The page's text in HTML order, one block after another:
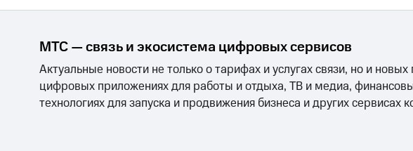
МТС — связь и экосистема цифровых сервисов
Актуальные новости не только о тарифах и услугах связи, но и
цифровых приложениях для работы и отдыха, ТВ и медиа,
технологиях для запуска и продвижения бизнеса и других сервисах